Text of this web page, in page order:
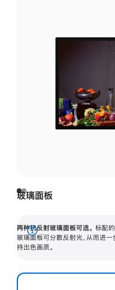
玻璃面板
两种抗反射玻璃面板可选。 标配
玻璃面板可分散反射光，从而进
持出色画质。
展
开